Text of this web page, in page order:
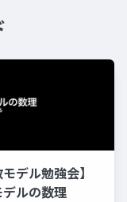
モデル勉強会】
ルの数理